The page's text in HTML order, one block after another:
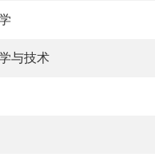
与技术